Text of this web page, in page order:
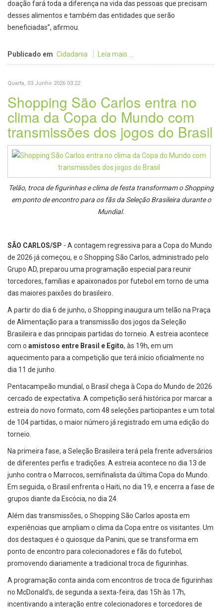
doação fará toda a diferença na vida das pessoas que precisam
desses alimentos e também das entidades que serão
beneficiadas”, afirmou.
Publicado em Cidadania Leia mais ...
Quarta, 03 Junho 2026 03:22
Shopping São Carlos entra no
clima da Copa do Mundo com
transmissões dos jogos do Brasil
Telão, troca de figurinhas e clima de festa transformam o Shopping
em ponto de encontro para os fãs da Seleção Brasileira durante o
Mundial.
SÃO CARLOS/SP - A contagem regressiva para a Copa do Mundo
de 2026 já começou, e o Shopping São Carlos, administrado pelo
Grupo AD, preparou uma programação especial para reunir
torcedores, famílias e apaixonados por futebol em torno de uma
das maiores paixões do brasileiro.
A partir do dia 6 de junho, o Shopping inaugura um telão na Praça
de Alimentação para a transmissão dos jogos da Seleção
Brasileira e das principais partidas do torneio. A estreia acontece
com o amistoso entre Brasil e Egito, às 19h, em um
aquecimento para a competição que terá início oficialmente no
dia 11 de junho.
Pentacampeão mundial, o Brasil chega à Copa do Mundo de 2026
cercado de expectativa. A competição será histórica por marcar a
estreia do novo formato, com 48 seleções participantes e um total
de 104 partidas, o maior número já registrado em uma edição do
torneio.
Na primeira fase, a Seleção Brasileira terá pela frente adversários
de diferentes perfis e tradições. A estreia acontece no dia 13 de
junho contra o Marrocos, semifinalista da última Copa do Mundo.
Em seguida, o Brasil enfrenta o Haiti, no dia 19, e encerra a fase de
grupos diante da Escócia, no dia 24.
Além das transmissões, o Shopping São Carlos aposta em
experiências que ampliam o clima da Copa entre os visitantes. Um
dos destaques é o quiosque da Panini, que se transforma em
ponto de encontro para colecionadores e fãs do futebol,
promovendo diariamente a tradicional troca de figurinhas.
A programação conta ainda com encontros de troca de figurinhas
no McDonald's, de segunda a sexta-feira, das 15h às 17h,
incentivando a interação entre colecionadores e torcedores de